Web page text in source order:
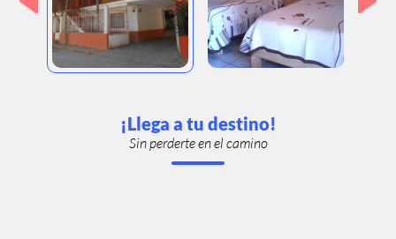
¡Llega a tu destino!
Sin perderte en el camino